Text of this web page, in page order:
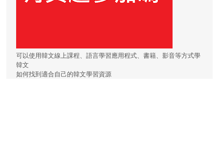
可以使用韓文線上課程、語言學習應用程式、書籍、影音等方式學
韓文
如何找到適合自己的韓文學習資源